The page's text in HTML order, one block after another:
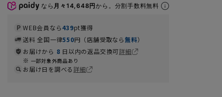
なら 月々14,648円から。分割手数料無料
WEB会員なら439pt獲得
送料 全国一律550円（店舗受取なら無料）
お届けから 8 日以内の返品交換可詳細
一部対象外商品あり
お届け日を調べる詳細